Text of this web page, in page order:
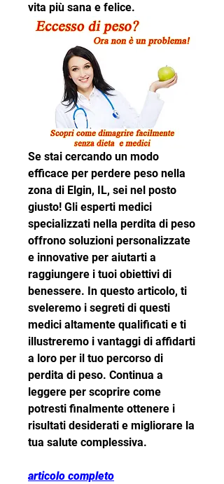
vita più sana e felice.
Se stai cercando un modo
efficace per perdere peso nella
zona di Elgin, IL, sei nel posto
giusto! Gli esperti medici
specializzati nella perdita di peso
offrono soluzioni personalizzate
e innovative per aiutarti a
raggiungere i tuoi obiettivi di
benessere. In questo articolo, ti
sveleremo i segreti di questi
medici altamente qualificati e ti
illustreremo i vantaggi di affidarti
a loro per il tuo percorso di
perdita di peso. Continua a
leggere per scoprire come
potresti finalmente ottenere i
risultati desiderati e migliorare la
tua salute complessiva.
articolo completo